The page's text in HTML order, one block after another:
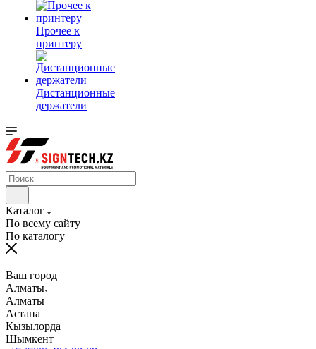
Прочее к
принтеру
Дистанционные
держатели
Каталог
По всему сайту
По каталогу
Ваш город
Алматы
Алматы
Астана
Кызылорда
Шымкент